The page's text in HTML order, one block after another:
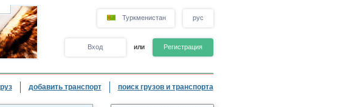
Туркменистан рус
Вход или Регистрация
добавить транспорт поиск грузов и транспорта